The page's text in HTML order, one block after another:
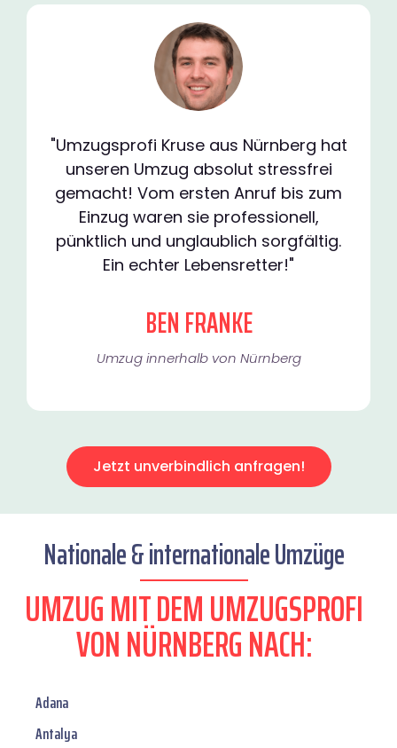
"Umzugsprofi Kruse aus Nürnberg hat
unseren Umzug absolut stressfrei
gemacht! Vom ersten Anruf bis zum
Einzug waren sie professionell,
pünktlich und unglaublich sorgfältig.
Ein echter Lebensretter!"
BEN FRANKE
Umzug innerhalb von Nürnberg​
Jetzt unverbindlich anfragen!
Nationale & internationale Umzüge
UMZUG MIT DEM UMZUGSPROFI
VON NÜRNBERG NACH:
Adana
Antalya